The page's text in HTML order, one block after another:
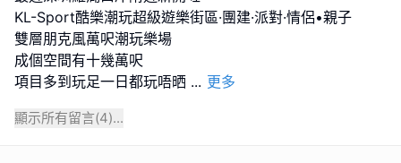
KL-Sport酷樂潮玩超級遊樂街區·團建·派對·情侶•親子
雙層朋克風萬呎潮玩樂場
成個空間有十幾萬呎
項目多到玩足一日都玩唔晒 ... 更多
顯示所有留言(4)...